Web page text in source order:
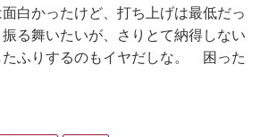
白かったけど、打ち上げは最低だっ
る舞いたいが、さりとて納得しない
たふりするのもイヤだしな。 困った